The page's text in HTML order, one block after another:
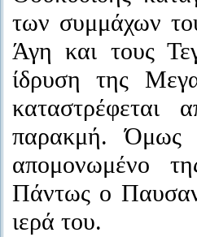
των συμμάχων
Άγη και τους
ίδρυση της
καταστρέφεται
παρακμή. Όμως
απομονωμένο
Πάντως ο
ιερά του.